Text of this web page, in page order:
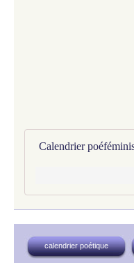
calendrier poétique